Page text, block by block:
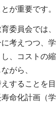
が重要です。
委員会では
考えつつ、
、コストの
がら、
することを
命化計画（